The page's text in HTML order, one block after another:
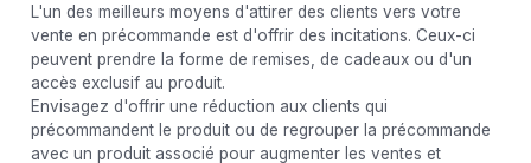
L'un des meilleurs moyens d'attirer des clients vers votre
vente en précommande est d'offrir des incitations. Ceux-ci
peuvent prendre la forme de remises, de cadeaux ou d'un
accès exclusif au produit.
Envisagez d'offrir une réduction aux clients qui
précommandent le produit ou de regrouper la précommande
avec un produit associé pour augmenter les ventes et